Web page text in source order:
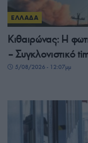
ΕΛΛΑΔΑ
Κιθαιρώνας: Η
– Συγκλονιστικό
5/08/2026 - 12:07μμ